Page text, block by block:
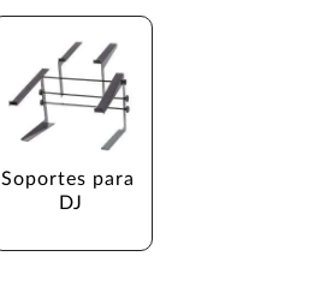
Soportes para
DJ